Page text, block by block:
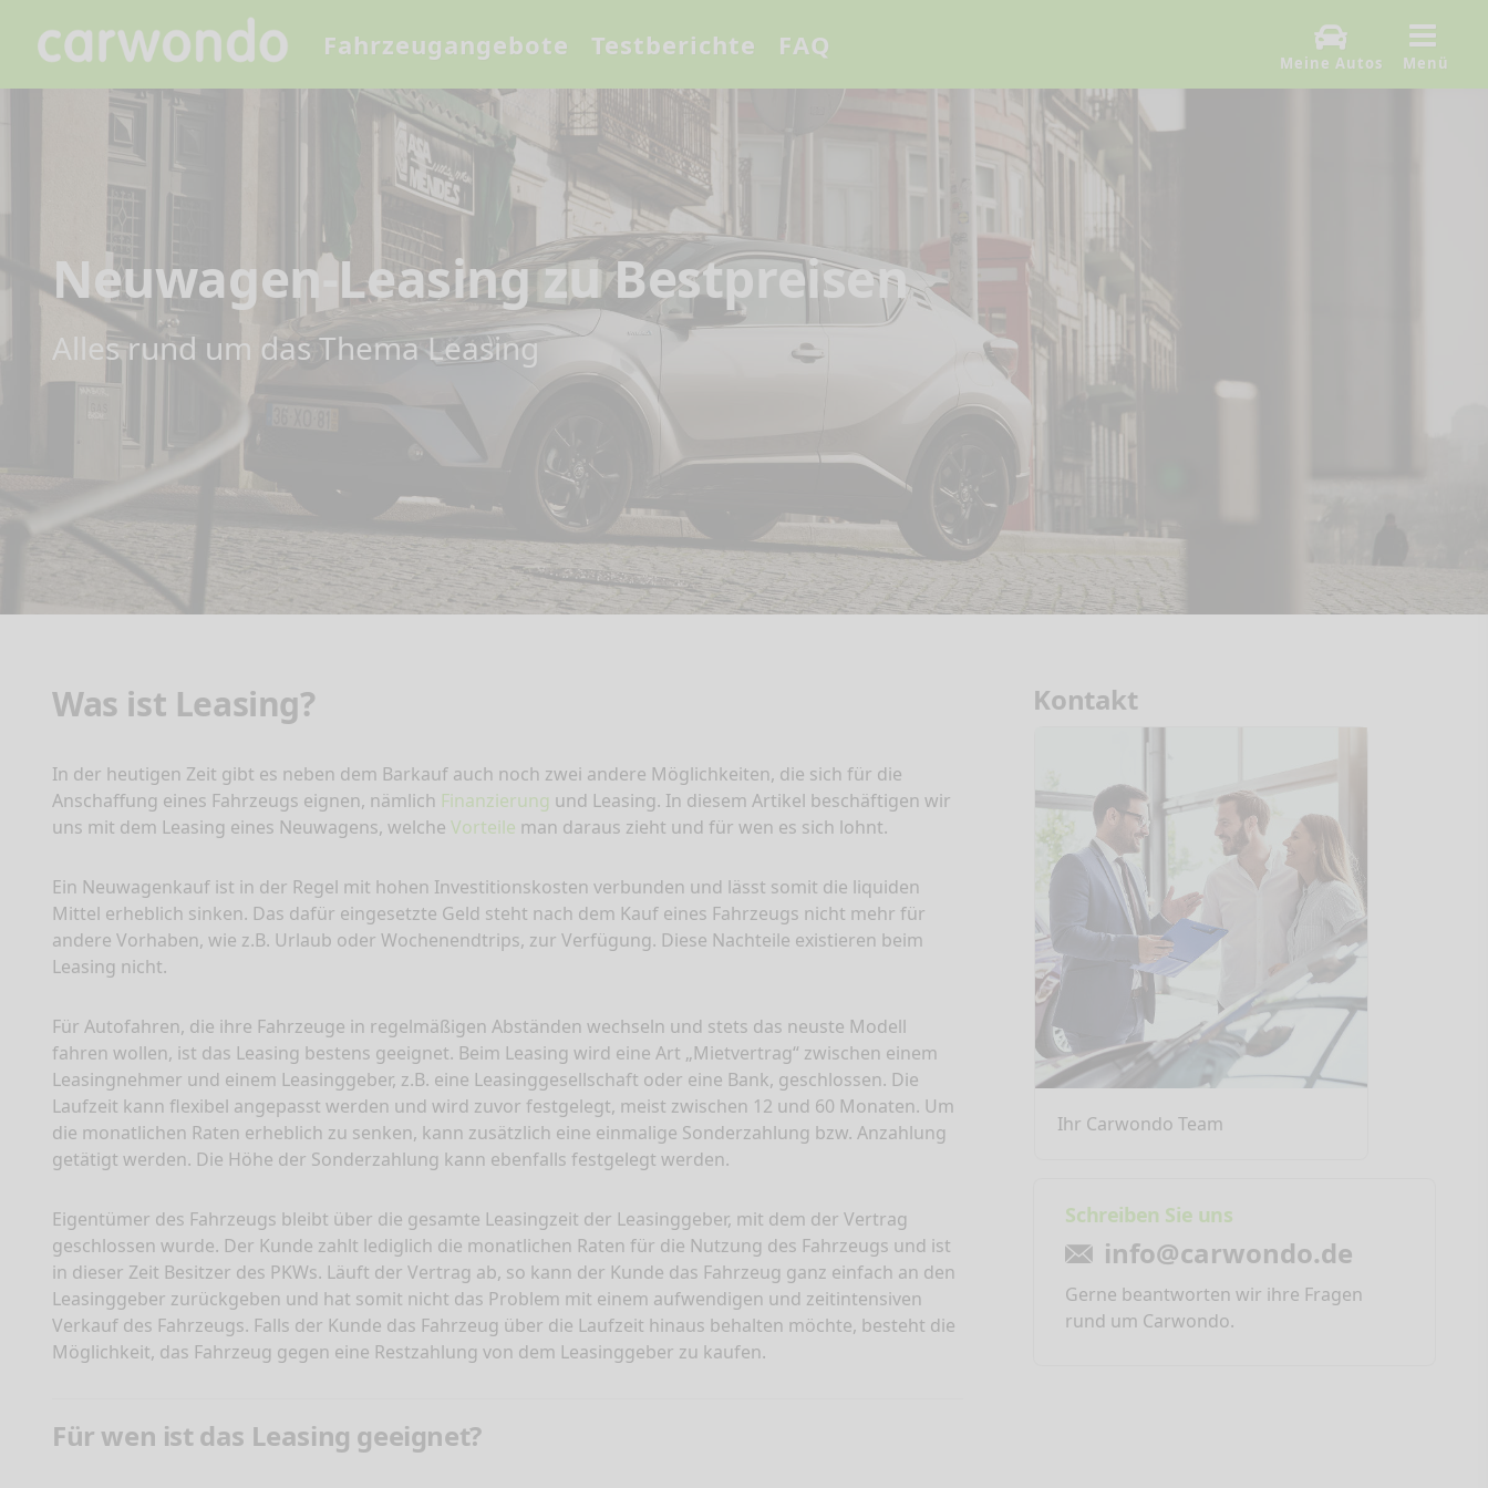
Fahrzeugangebote Testberichte FAQ
Menü
Meine Autos
Neuwagen-Leasing zu Bestpreisen
Alles rund um das Thema Leasing
Was ist Leasing?
In der heutigen Zeit gibt es neben dem Barkauf auch noch zwei andere Möglichkeiten, die sich für die
Anschaffung eines Fahrzeugs eignen, nämlich Finanzierung und Leasing. In diesem Artikel beschäftigen wir
uns mit dem Leasing eines Neuwagens, welche Vorteile man daraus zieht und für wen es sich lohnt.
Ein Neuwagenkauf ist in der Regel mit hohen Investitionskosten verbunden und lässt somit die liquiden
Mittel erheblich sinken. Das dafür eingesetzte Geld steht nach dem Kauf eines Fahrzeugs nicht mehr für
andere Vorhaben, wie z.B. Urlaub oder Wochenendtrips, zur Verfügung. Diese Nachteile existieren beim
Leasing nicht.
Für Autofahren, die ihre Fahrzeuge in regelmäßigen Abständen wechseln und stets das neuste Modell
fahren wollen, ist das Leasing bestens geeignet. Beim Leasing wird eine Art „Mietvertrag“ zwischen einem
Leasingnehmer und einem Leasinggeber, z.B. eine Leasinggesellschaft oder eine Bank, geschlossen. Die
Laufzeit kann flexibel angepasst werden und wird zuvor festgelegt, meist zwischen 12 und 60 Monaten. Um
die monatlichen Raten erheblich zu senken, kann zusätzlich eine einmalige Sonderzahlung bzw. Anzahlung
getätigt werden. Die Höhe der Sonderzahlung kann ebenfalls festgelegt werden.
Eigentümer des Fahrzeugs bleibt über die gesamte Leasingzeit der Leasinggeber, mit dem der Vertrag
geschlossen wurde. Der Kunde zahlt lediglich die monatlichen Raten für die Nutzung des Fahrzeugs und ist
in dieser Zeit Besitzer des PKWs. Läuft der Vertrag ab, so kann der Kunde das Fahrzeug ganz einfach an den
Leasinggeber zurückgeben und hat somit nicht das Problem mit einem aufwendigen und zeitintensiven
Verkauf des Fahrzeugs. Falls der Kunde das Fahrzeug über die Laufzeit hinaus behalten möchte, besteht die
Möglichkeit, das Fahrzeug gegen eine Restzahlung von dem Leasinggeber zu kaufen.
Für wen ist das Leasing geeignet?
Kontakt
Ihr Carwondo Team
Schreiben Sie uns
info@carwondo.de
Gerne beantworten wir ihre Fragen
rund um Carwondo.